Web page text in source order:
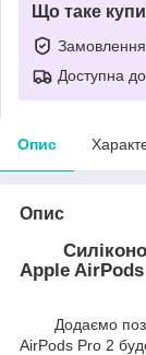
Що таке
Замовлення
Доступна
Опис
Опис
Apple
Додаємо
AirPods Pro 2